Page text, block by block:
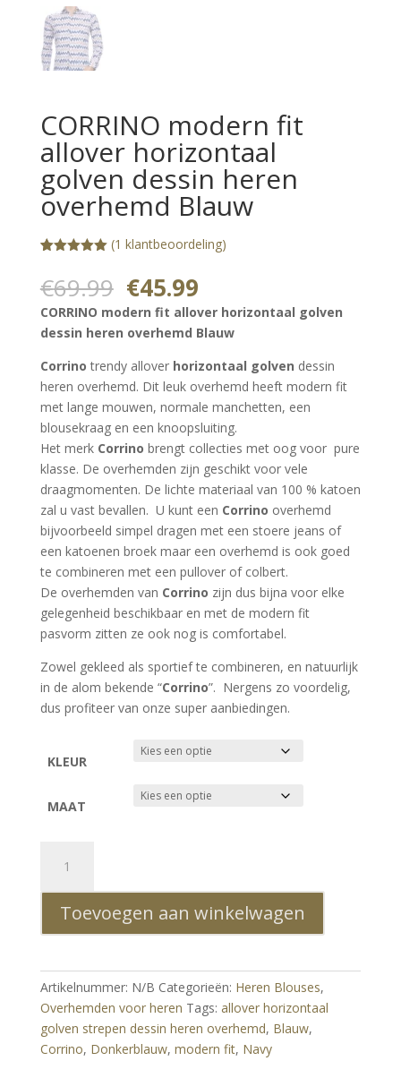
CORRINO modern fit
allover horizontaal
golven dessin heren
overhemd Blauw
gebaseerd
klantbeoorde
ling
(1 klantbeoordeling)
€69.99 Oorspronkelijke
prijs
was:
€69.99.
€45.99Huidige
prijs
is:
€45.99.
CORRINO modern fit allover horizontaal golven
dessin heren overhemd Blauw
Corrino trendy allover horizontaal golven dessin
heren overhemd. Dit leuk overhemd heeft modern fit
met lange mouwen, normale manchetten, een
blousekraag en een knoopsluiting.
Het merk Corrino brengt collecties met oog voor pure
klasse. De overhemden zijn geschikt voor vele
draagmomenten. De lichte materiaal van 100 % katoen
zal u vast bevallen. U kunt een Corrino overhemd
bijvoorbeeld simpel dragen met een stoere jeans of
een katoenen broek maar een overhemd is ook goed
te combineren met een pullover of colbert.
De overhemden van Corrino zijn dus bijna voor elke
gelegenheid beschikbaar en met de modern fit
pasvorm zitten ze ook nog is comfortabel.
Zowel gekleed als sportief te combineren, en natuurlijk
in de alom bekende “Corrino”. Nergens zo voordelig,
dus profiteer van onze super aanbiedingen.
KLEUR
MAAT
modern
fit
allover
horizontaal
dessin
heren
overhemd
Blauw
aantal
Toevoegen aan winkelwagen
Artikelnummer: N/B Categorieën: Heren Blouses,
Overhemden voor heren Tags: allover horizontaal
golven strepen dessin heren overhemd, Blauw,
Corrino, Donkerblauw, modern fit, Navy